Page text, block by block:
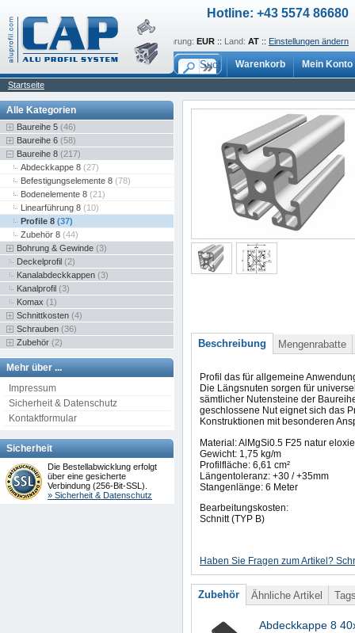
Hotline: +43 5574 86680
Sprache: de:: Währung: EUR :: Land: AT :: Einstellungen ändern
Warenkorb Mein Konto
Startseite
Alle Kategorien
Baureihe 5 (46)
Baureihe 6 (58)
Baureihe 8 (217)
Abdeckkappe 8 (27)
Befestigungselemente 8 (78)
Bodenelemente 8 (21)
Linearführung 8 (10)
Profile 8 (37)
Zubehör 8 (44)
Bohrung & Gewinde (3)
Deckelprofil (2)
Kanalabdeckkappen (3)
Kanalprofil (3)
Komax (1)
Schnittkosten (4)
Schrauben (36)
Zubehör (2)
Mehr über ...
Impressum
Sicherheit & Datenschutz
Kontaktformular
Sicherheit
Die Bestellabwicklung erfolgt
über eine gesicherte
Verbindung (256-Bit-SSL).
» Sicherheit & Datenschutz
Beschreibung Mengenrabatte
Profil das für allgemeine
Die Längsnuten sorgen für
sämtlicher Nutensteine der
geschlossene Nut eignet sich das
Konstruktionen mit besonderen
Material: AlMgSi0.5 F25 natur
Gewicht: 1,75 kg/m
Profilfläche: 6,61 cm²
Längentoleranz: +30 / +35mm
Stangenlänge: 6 Meter
Bearbeitungskosten:
Schnitt (TYP B)
Haben Sie Fragen zum Artikel?
Zubehör Ähnliche Artikel
Abdeckkappe 8